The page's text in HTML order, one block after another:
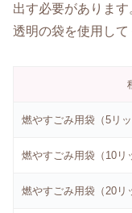
出す必要がありま
透明の袋を使用して
燃やすごみ用袋（5リ
燃やすごみ用袋（10リ
燃やすごみ用袋（20リ